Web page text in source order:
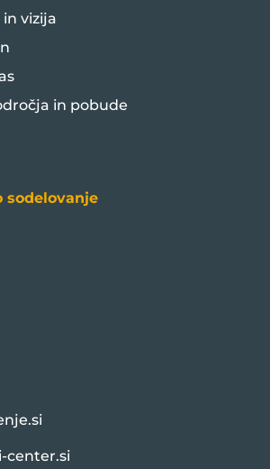
vizija
in pobude
sodelovanje
center.si